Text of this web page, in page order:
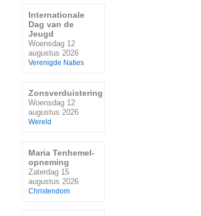
Internationale
Dag van de
Jeugd
Woensdag 12
augustus 2026
Verenigde Naties
Zonsverduistering
Woensdag 12
augustus 2026
Wereld
Maria Tenhemel-
opneming
Zaterdag 15
augustus 2026
Christendom